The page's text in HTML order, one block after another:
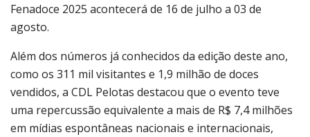
Fenadoce 2025 acontecerá de 16 de julho a 03 de
agosto.
Além dos números já conhecidos da edição deste ano,
como os 311 mil visitantes e 1,9 milhão de doces
vendidos, a CDL Pelotas destacou que o evento teve
uma repercussão equivalente a mais de R$ 7,4 milhões
em mídias espontâneas nacionais e internacionais,